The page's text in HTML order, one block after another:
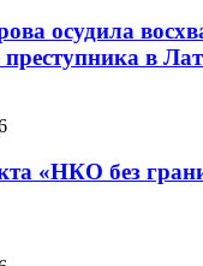
осудила
преступника в
«НКО без